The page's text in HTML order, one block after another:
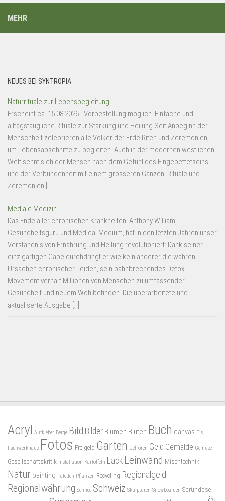
MEHR
NEUES BEI SYNTROPIA
Naturrituale zur Lebensbegleitung
Erscheint ca. 15.08.2026 - Vorbestellung möglich. Einfache und
alltagstaugliche Rituale zur Stärkung und Heilung Seit Anbeginn der
Menschheit zelebrieren alle Völker der Erde Riten und Zeremonien,
um Lebensabschnitte zu begleiten. Auch in der modernen westlichen
Welt sehnt sich der Mensch nach dem Gefühl des Eingebettetseins
und der Verbundenheit mit einem grösseren Ganzen. Rituale und
Zeremonien […]
Mediale Medizin
Das Ende aller chronischen Krankheiten! Anthony William,
Gesundheitsguru und Medical Medium, hat in den letzten Jahren unser
Verständnis von Ernährung und Heilung revolutioniert: Dank seiner
einzigartigen Gabe durchdringt er wie kein anderer die wahren
Ursachen chronischer Leiden, sein bahnbrechendes Detox-
Movement verhalf Millionen von Menschen zu umfassender
Gesundheit und neuem Wohlbefinden. Die überarbeitete und
aktualiserte Ausgabe […]
Acryl Aufkleber Berge Bild Bilder Blumen Blüten Buch canvas Eis
Fachwerkhaus Fotos Freigeld Garten Gefroren Geld Gemälde Gemüse
Gesellschaftskritik Installation Kartoffeln Lack Leinwand Mischtechnik
Natur painting Paletten Pflanzen Recycling Regionalgeld
Regionalwährung Schnee Schweiz Skulpturen Snowboarden Sprühdose